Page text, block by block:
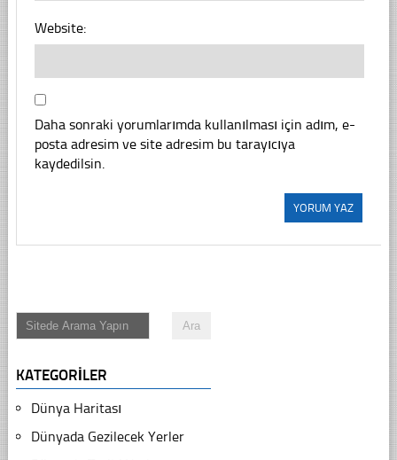
Website:
Daha sonraki yorumlarımda kullanılması için adım, e-
posta adresim ve site adresim bu tarayıcıya
kaydedilsin.
KATEGORILER
Dünya Haritası
Dünyada Gezilecek Yerler